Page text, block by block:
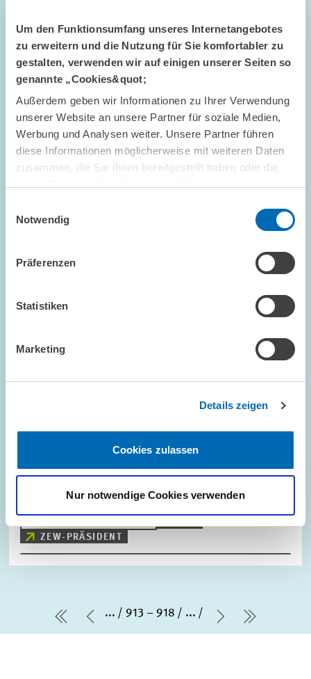
Um den Funktionsumfang unseres Internetangebotes
zu erweitern und die Nutzung für Sie komfortabler zu
gestalten, verwenden wir auf einigen unserer Seiten so
genannte „Cookies&quot;
Außerdem geben wir Informationen zu Ihrer Verwendung
unserer Website an unsere Partner für soziale Medien,
Werbung und Analysen weiter. Unsere Partner führen
diese Informationen möglicherweise mit weiteren Daten
zusammen, die Sie ihnen bereitgestellt haben oder die
Notwendig
Präferenzen
Statistiken
Marketing
Details zeigen
Cookies zulassen
Nur notwendige Cookies verwenden
Georg Wacker MdL zu Informationsbesuch
WEITERBILDUNG
Donald Trump – Einzug der Ungewissheit ins
Bürgerinnen und Bürgern zum 45. Präsidenten der Vereinigten
Staaten von Amerika gewählt worden. Der
ZEW-PRÄSIDENT
erste Seite
Vorherige Seite
... 913 – 918 ...
Nächste
letzte